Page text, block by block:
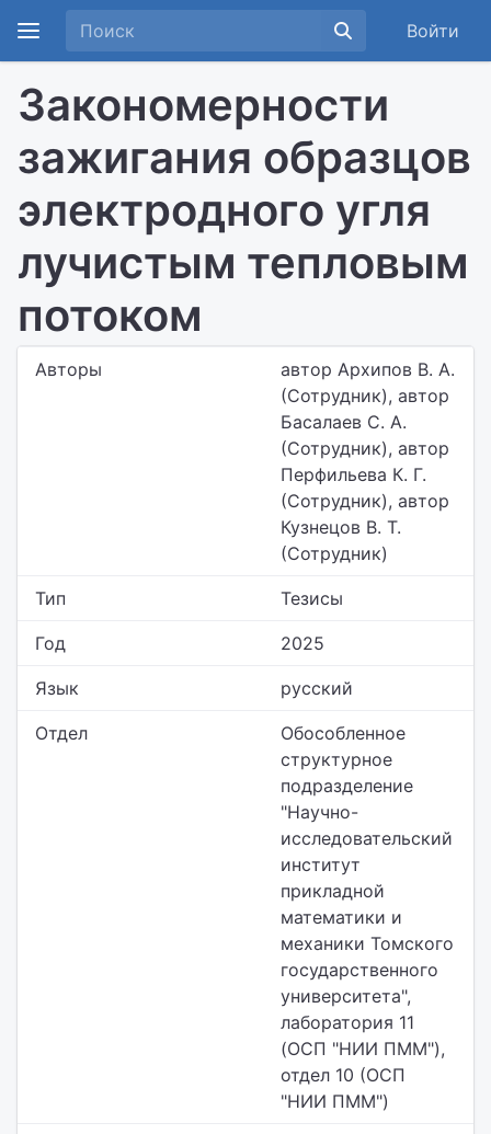
Войти
Закономерности
зажигания образцов
электродного угля
лучистым тепловым
потоком
Авторы
автор Архипов В. А.
(Сотрудник), автор
Басалаев С. А.
(Сотрудник), автор
Перфильева К. Г.
(Сотрудник), автор
Кузнецов В. Т.
(Сотрудник)
Тип Тезисы
Год 2025
Язык русский
Отдел
Обособленное
структурное
подразделение
"Научно-
исследовательский
институт
прикладной
математики и
механики Томского
государственного
университета",
лаборатория 11
(ОСП "НИИ ПММ"),
отдел 10 (ОСП
"НИИ ПММ")